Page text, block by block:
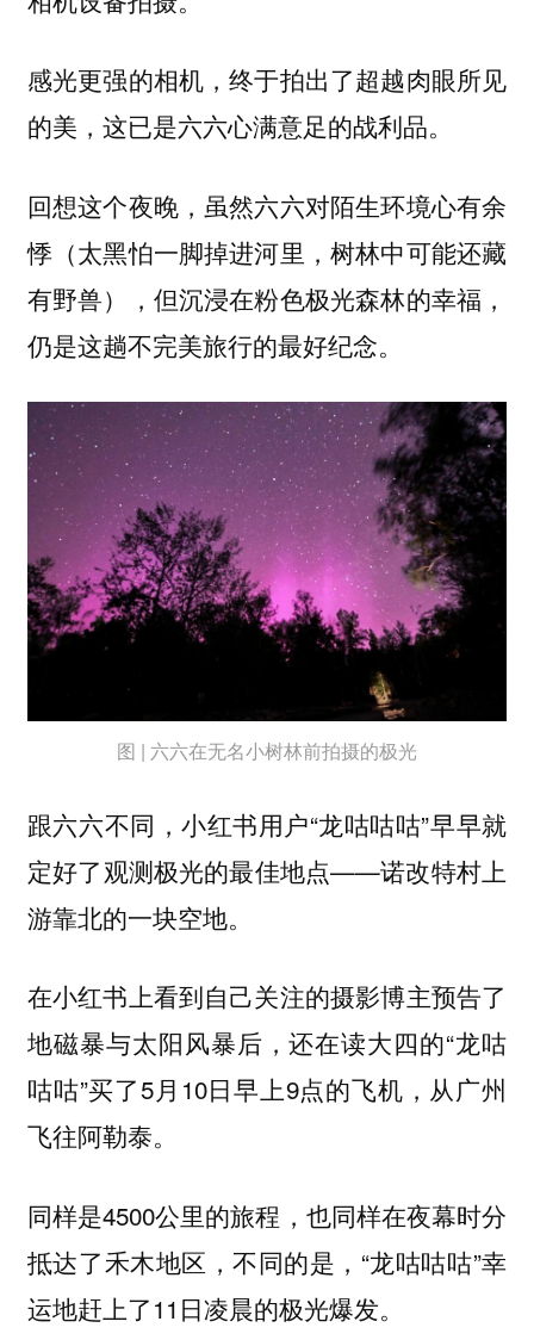
感光更强的相机，终于拍出了超越肉眼所见
的美，这已是六六心满意足的战利品。
回想这个夜晚，虽然六六对陌生环境心有余
悸（太黑怕一脚掉进河里，树林中可能还藏
有野兽），但沉浸在粉色极光森林的幸福，
仍是这趟不完美旅行的最好纪念。
图 | 六六在无名小树林前拍摄的极光
跟六六不同，小红书用户“龙咕咕咕”早早就
定好了观测极光的最佳地点——诺改特村上
游靠北的一块空地。
在小红书上看到自己关注的摄影博主预告了
地磁暴与太阳风暴后，还在读大四的“龙咕
咕咕”买了5月10日早上9点的飞机，从广州
飞往阿勒泰。
同样是4500公里的旅程，也同样在夜幕时分
抵达了禾木地区，不同的是，“龙咕咕咕”幸
运地赶上了11日凌晨的极光爆发。